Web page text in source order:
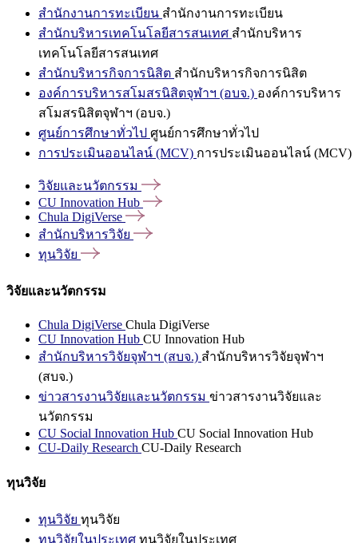
สำนักงานการทะเบียน สำนักงานการทะเบียน
สำนักบริหารเทคโนโลยีสารสนเทศ สำนักบริหาร
เทคโนโลยีสารสนเทศ
สำนักบริหารกิจการนิสิต สำนักบริหารกิจการนิสิต
องค์การบริหารสโมสรนิสิตจุฬาฯ (อบจ.) องค์การบริหาร
สโมสรนิสิตจุฬาฯ (อบจ.)
ศูนย์การศึกษาทั่วไป ศูนย์การศึกษาทั่วไป
การประเมินออนไลน์ (MCV) การประเมินออนไลน์ (MCV)
วิจัยและนวัตกรรม
CU Innovation Hub
Chula DigiVerse
สำนักบริหารวิจัย
ทุนวิจัย
วิจัยและนวัตกรรม
Chula DigiVerse Chula DigiVerse
CU Innovation Hub CU Innovation Hub
สำนักบริหารวิจัยจุฬาฯ (สบจ.) สำนักบริหารวิจัยจุฬาฯ
(สบจ.)
ข่าวสารงานวิจัยและนวัตกรรม ข่าวสารงานวิจัยและ
นวัตกรรม
CU Social Innovation Hub CU Social Innovation Hub
CU-Daily Research CU-Daily Research
ทุนวิจัย
ทุนวิจัย ทุนวิจัย
ทุนวิจัยในประเทศ ทุนวิจัยในประเทศ